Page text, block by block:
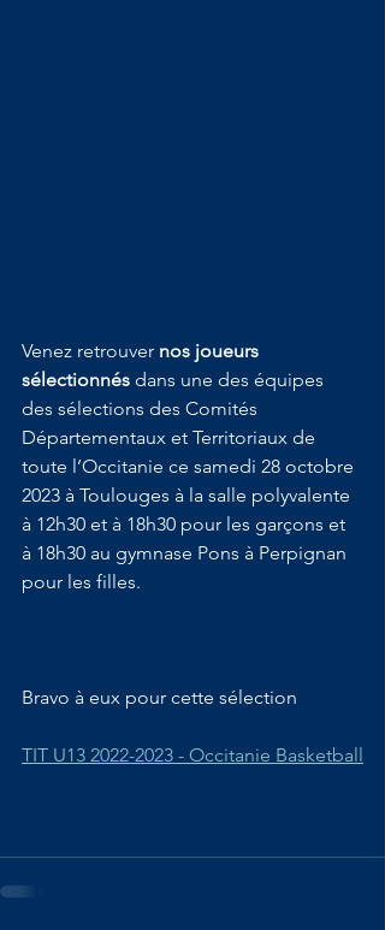
Venez retrouver nos joueurs
sélectionnés dans une des équipes
des sélections des Comités
Départementaux et Territoriaux de
toute l’Occitanie ce samedi 28 octobre
2023 à Toulouges à la salle polyvalente
à 12h30 et à 18h30 pour les garçons et
à 18h30 au gymnase Pons à Perpignan
pour les filles.
Bravo à eux pour cette sélection
TIT U13 2022-2023 - Occitanie Basketball